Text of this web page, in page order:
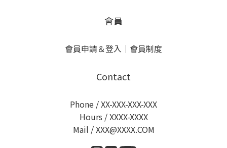
會員
會員申請＆登入 ｜ 會員制度
Contact
Phone / XX-XXX-XXX-XXX
Hours / XXXX-XXXX
Mail / XXX@XXXX.COM